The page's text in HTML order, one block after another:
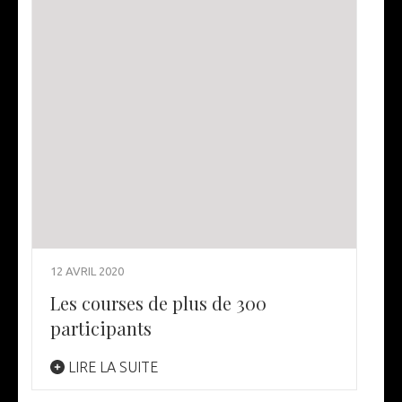
12 AVRIL 2020
Les courses de plus de 300
participants
LIRE LA SUITE